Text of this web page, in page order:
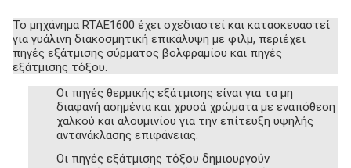
Το μηχάνημα RTAE1600 έχει σχεδιαστεί και κατασκευαστεί
για γυάλινη διακοσμητική επικάλυψη με φιλμ, περιέχει
πηγές εξάτμισης σύρματος βολφραμίου και πηγές
εξάτμισης τόξου.
Οι πηγές θερμικής εξάτμισης είναι για τα μη
διαφανή ασημένια και χρυσά χρώματα με εναπόθεση
χαλκού και αλουμινίου για την επίτευξη υψηλής
αντανάκλασης επιφάνειας.
Οι πηγές εξάτμισης τόξου δημιουργούν